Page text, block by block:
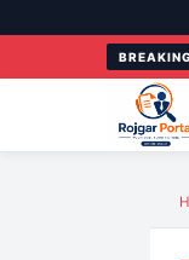
Maharashtra 12th